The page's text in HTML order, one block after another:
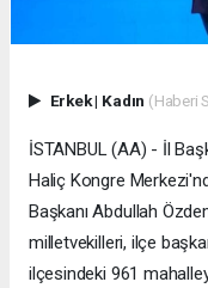
Erkek| Kadın (Haberi
İSTANBUL (AA) - İl
Haliç Kongre
Başkanı Abdullah
milletvekilleri, ilçe
ilçesindeki 961